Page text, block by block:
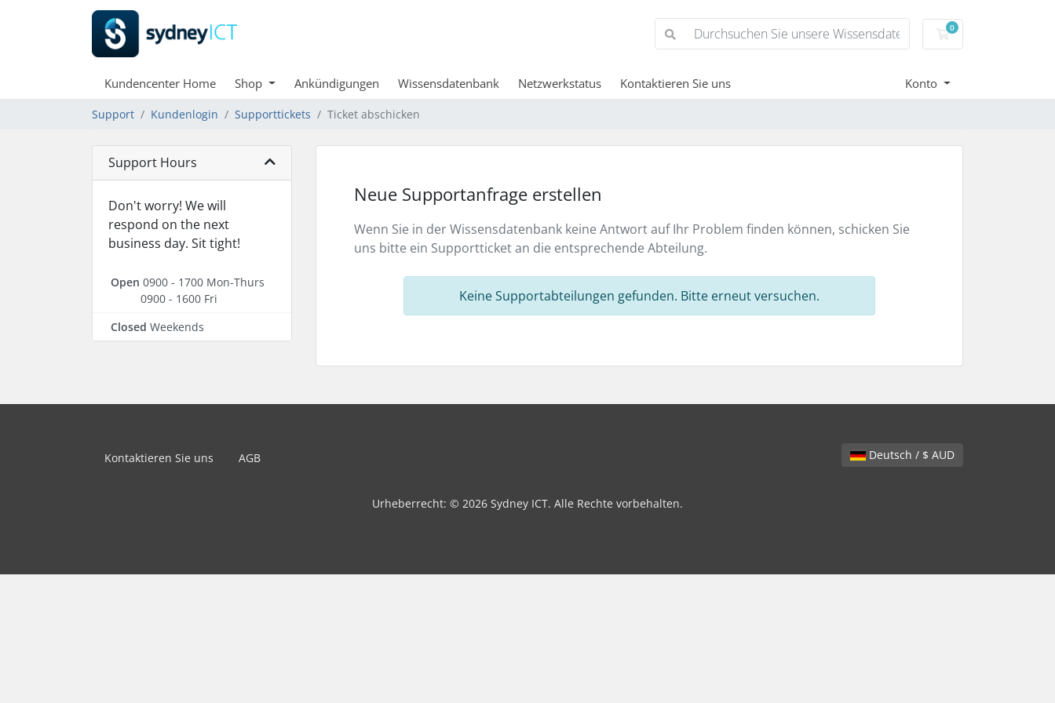
0
Mein Warenkorb
Kundencenter Home Shop Ankündigungen Wissensdatenbank Netzwerkstatus Kontaktieren Sie uns Konto
Support Kundenlogin Supporttickets Ticket abschicken
Support Hours
Don't worry! We will
respond on the next
business day. Sit tight!
Open 0900 - 1700 Mon-Thurs
0900 - 1600 Fri
Closed Weekends
Neue Supportanfrage erstellen
Wenn Sie in der Wissensdatenbank keine Antwort auf Ihr Problem finden können, schicken Sie
uns bitte ein Supportticket an die entsprechende Abteilung.
Keine Supportabteilungen gefunden. Bitte erneut versuchen.
Deutsch / $ AUD
Kontaktieren Sie uns AGB
Urheberrecht: © 2026 Sydney ICT. Alle Rechte vorbehalten.